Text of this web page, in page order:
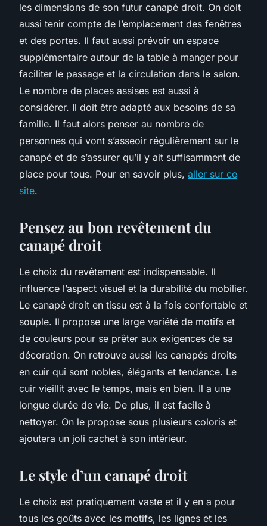
les dimensions de son futur canapé droit. On doit
aussi tenir compte de l’emplacement des fenêtres
et des portes. Il faut aussi prévoir un espace
supplémentaire autour de la table à manger pour
faciliter le passage et la circulation dans le salon.
Le nombre de places assises est aussi à
considérer. Il doit être adapté aux besoins de sa
famille. Il faut alors penser au nombre de
personnes qui vont s’asseoir régulièrement sur le
canapé et de s’assurer qu’il y ait suffisamment de
place pour tous. Pour en savoir plus, aller sur ce
site.
Pensez au bon revêtement du
canapé droit
Le choix du revêtement est indispensable. Il
influence l’aspect visuel et la durabilité du mobilier.
Le canapé droit en tissu est à la fois confortable et
souple. Il propose une large variété de motifs et
de couleurs pour se prêter aux exigences de sa
décoration. On retrouve aussi les canapés droits
en cuir qui sont nobles, élégants et tendance. Le
cuir vieillit avec le temps, mais en bien. Il a une
longue durée de vie. De plus, il est facile à
nettoyer. On le propose sous plusieurs coloris et
ajoutera un joli cachet à son intérieur.
Le style d’un canapé droit
Le choix est pratiquement vaste et il y en a pour
tous les goûts avec les motifs, les lignes et les